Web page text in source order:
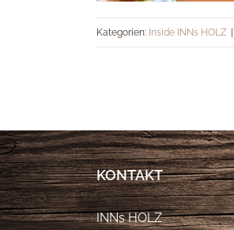
Kategorien: Inside INNs HOLZ
KONTAKT
INNs HOLZ